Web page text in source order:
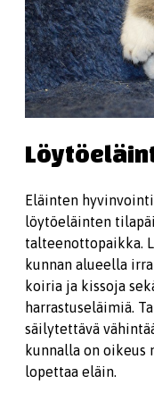
Eläinten
löytöeläinten
talteenottopaikka.
kunnan alueella
koiria ja kissoja
harrastuseläimiä.
säilytettävä
kunnalla on oikeus
lopettaa eläin.